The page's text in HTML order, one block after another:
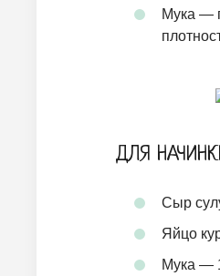
Мука —
ДЛЯ
Сыр
Яйцо
Мука —